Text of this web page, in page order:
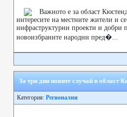
Важното е за област
интересите на местните жители и
инфраструктурни проекти и добри
новоизбраните народни пред�...
За три дни новите случай в област
Категория: Регионални